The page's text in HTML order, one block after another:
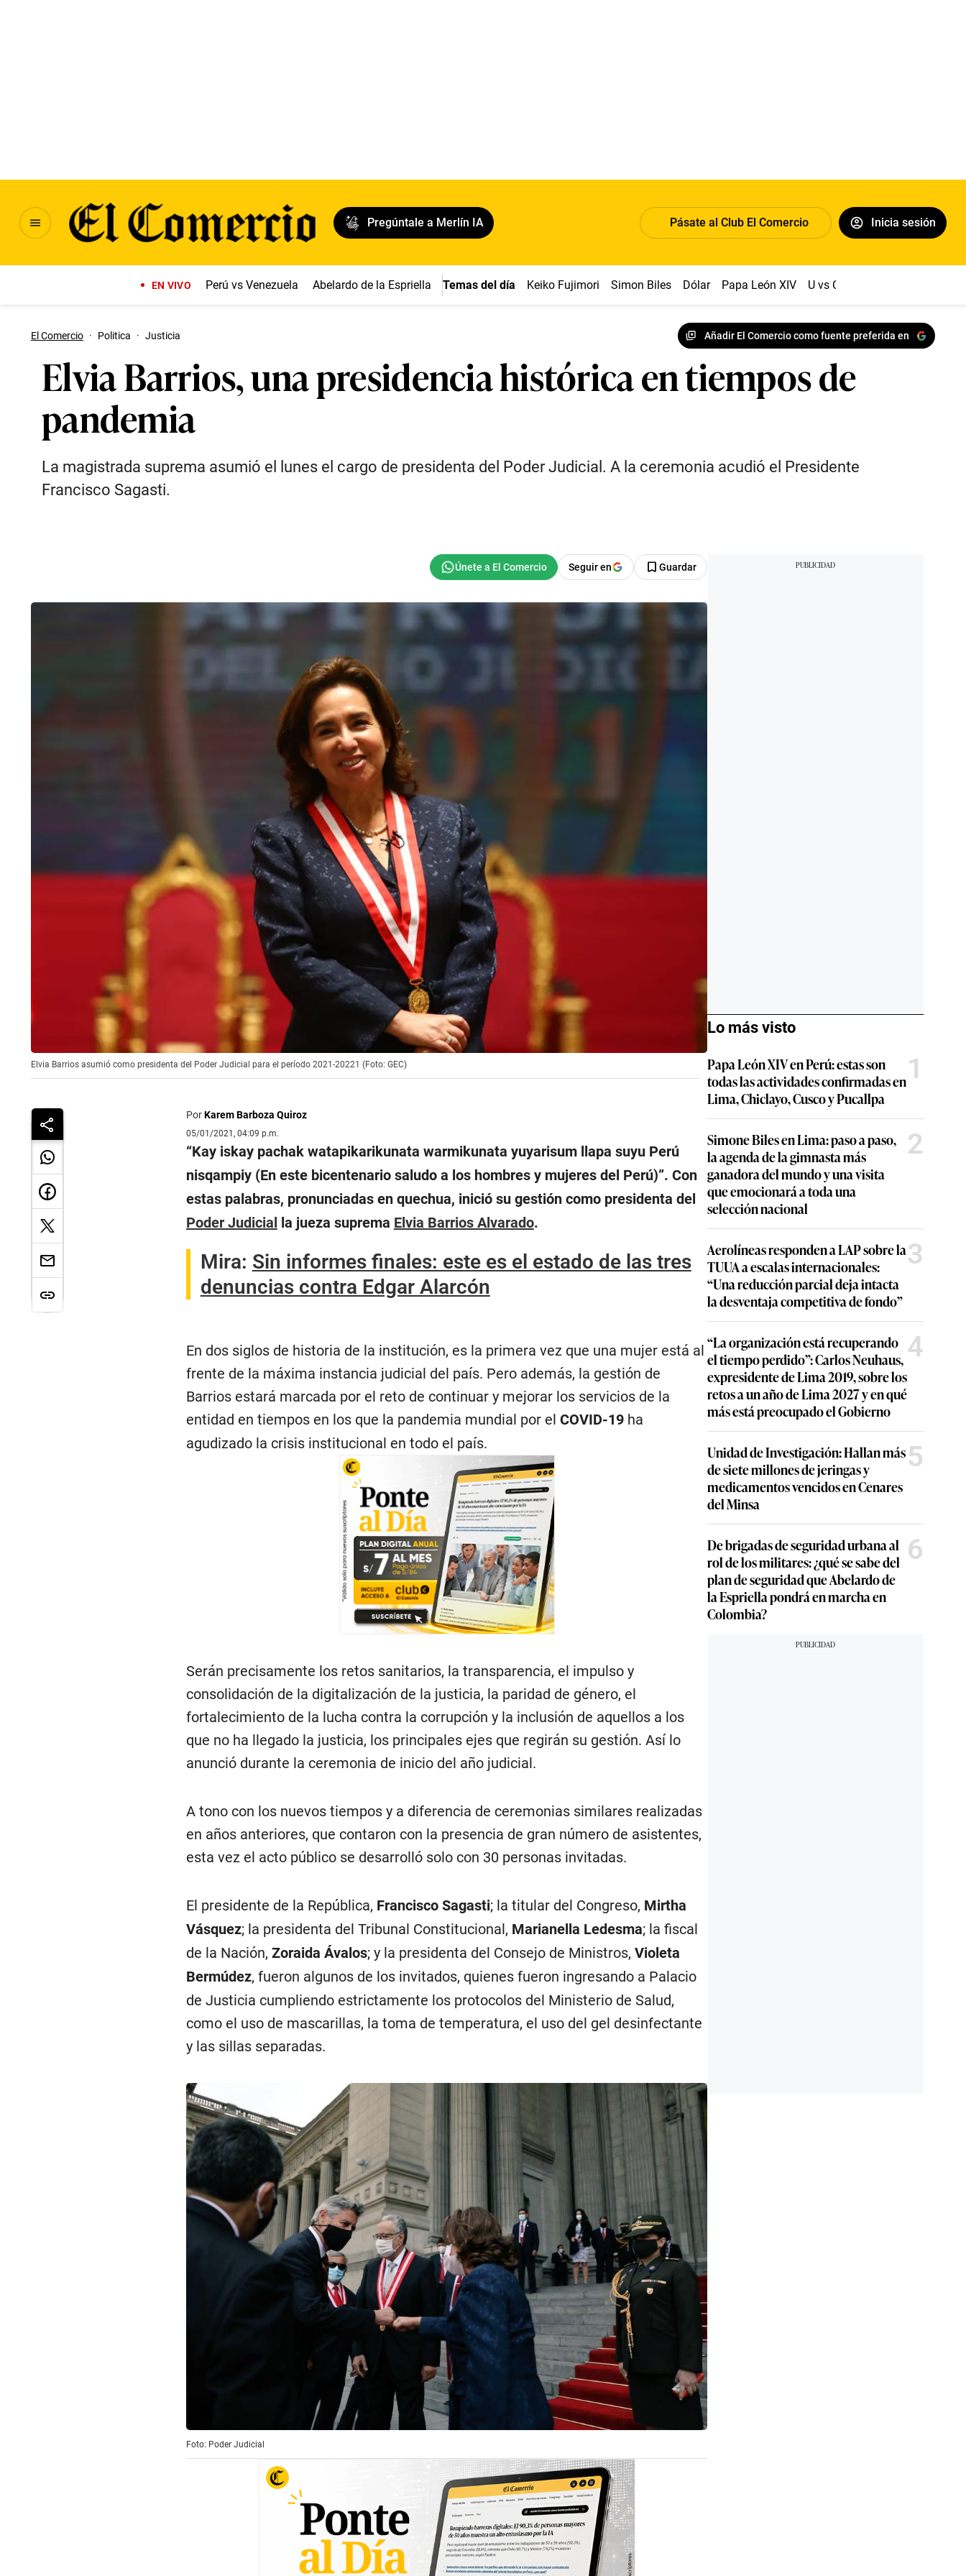
Pregúntale a Merlín IA Pásate al Club El Comercio Inicia sesión
EN VIVO Perú vs Venezuela Abelardo de la Espriella Temas del día Keiko Fujimori Simon Biles Dólar Papa León XIV U vs Cristal
El Comercio · Politica · Justicia Añadir El Comercio como fuente preferida en
Elvia Barrios, una presidencia histórica en tiempos de
pandemia
La magistrada suprema asumió el lunes el cargo de presidenta del Poder Judicial. A la ceremonia acudió el Presidente
Francisco Sagasti.
Seguir en Guardar
Elvia Barrios asumió como presidenta del Poder Judicial para el período 2021-20221 (Foto: GEC)
PorKarem Barboza Quiroz
05/01/2021, 04:09 p.m.
“Kay iskay pachak watapikarikunata warmikunata yuyarisum llapa suyu Perú
nisqampiy (En este bicentenario saludo a los hombres y mujeres del Perú)”. Con
estas palabras, pronunciadas en quechua, inició su gestión como presidenta del
Poder Judicial la jueza suprema Elvia Barrios Alvarado.
Mira: Sin informes finales: este es el estado de las tres
denuncias contra Edgar Alarcón
En dos siglos de historia de la institución, es la primera vez que una mujer está al
frente de la máxima instancia judicial del país. Pero además, la gestión de
Barrios estará marcada por el reto de continuar y mejorar los servicios de la
entidad en tiempos en los que la pandemia mundial por el COVID-19ha
agudizado la crisis institucional en todo el país.
Serán precisamente los retos sanitarios, la transparencia, el impulso y
consolidación de la digitalización de la justicia, la paridad de género, el
fortalecimiento de la lucha contra la corrupción y la inclusión de aquellos a los
que no ha llegado la justicia, los principales ejes que regirán su gestión. Así lo
anunció durante la ceremonia de inicio del año judicial.
A tono con los nuevos tiempos y a diferencia de ceremonias similares realizadas
en años anteriores, que contaron con la presencia de gran número de asistentes,
esta vez el acto público se desarrolló solo con 30 personas invitadas.
El presidente de la República, Francisco Sagasti; la titular del Congreso, Mirtha
Vásquez; la presidenta del Tribunal Constitucional, Marianella Ledesma; la fiscal
de la Nación, Zoraida Ávalos; y la presidenta del Consejo de Ministros, Violeta
Bermúdez, fueron algunos de los invitados, quienes fueron ingresando a Palacio
de Justicia cumpliendo estrictamente los protocolos del Ministerio de Salud,
como el uso de mascarillas, la toma de temperatura, el uso del gel desinfectante
y las sillas separadas.
Foto: Poder Judicial
Lo más visto
Papa León XIV en Perú: estas son
todas las actividades confirmadas en
Lima, Chiclayo, Cusco y Pucallpa
1
Simone Biles en Lima: paso a paso,
la agenda de la gimnasta más
ganadora del mundo y una visita
que emocionará a toda una
selección nacional
2
Aerolíneas responden a LAP sobre la
TUUA a escalas internacionales:
“Una reducción parcial deja intacta
la desventaja competitiva de fondo”
3
“La organización está recuperando
el tiempo perdido”: Carlos Neuhaus,
expresidente de Lima 2019, sobre los
retos a un año de Lima 2027 y en qué
más está preocupado el Gobierno
4
Unidad de Investigación: Hallan más
de siete millones de jeringas y
medicamentos vencidos en Cenares
del Minsa
5
De brigadas de seguridad urbana al
rol de los militares: ¿qué se sabe del
plan de seguridad que Abelardo de
la Espriella pondrá en marcha en
Colombia?
6